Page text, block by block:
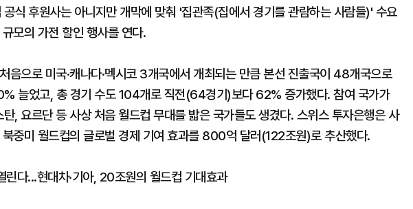
식 후원사는 아니지만 개막에 맞춰 '집관족(집에서 경기를 관람하는 사람들)' 수요
모의 가전 할인 행사를 연다.
음으로 미국·캐나다·멕시코 3개국에서 개최되는 만큼 본선 진출국이 48개국으로
늘었고, 총 경기 수도 104개로 직전(64경기)보다 62% 증가했다. 참여 국가가
, 요르단 등 사상 처음 월드컵 무대를 밟은 국가들도 생겼다. 스위스 투자은행은 사
중미 월드컵의 글로벌 경제 기여 효과를 800억 달러(122조원)로 추산했다.
다...현대차·기아, 20조원의 월드컵 기대효과